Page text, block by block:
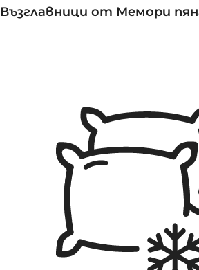
Възглавници от Мемори